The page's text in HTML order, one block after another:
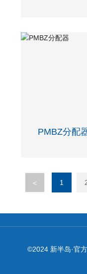
PMBZ分配
< 1
©2024 新半岛·官